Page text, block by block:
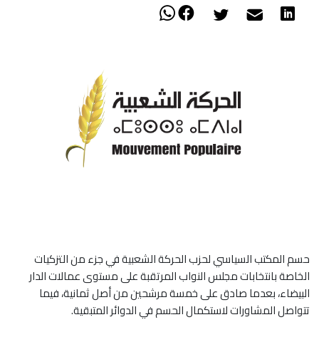
حسم المكتب السياسي لحزب الحركة الشعبية في جزء من التزكيات
الخاصة بانتخابات مجلس النواب المرتقبة على مستوى عمالات الدار
البيضاء، بعدما صادق على خمسة مرشحين من أصل ثمانية، فيما
تتواصل المشاورات لاستكمال الحسم في الدوائر المتبقية.